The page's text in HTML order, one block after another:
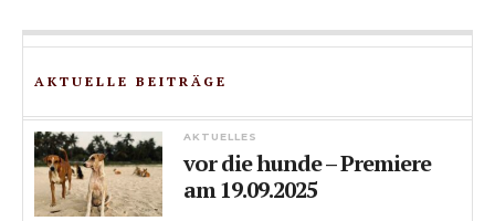
AKTUELLE BEITRÄGE
AKTUELLES
vor die hunde – Premiere
am 19.09.2025